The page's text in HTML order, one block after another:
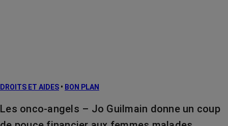
Traitements
La vie autour
DROITS ET AIDES • BON PLAN
Les onco-angels – Jo Guilmain donne un coup